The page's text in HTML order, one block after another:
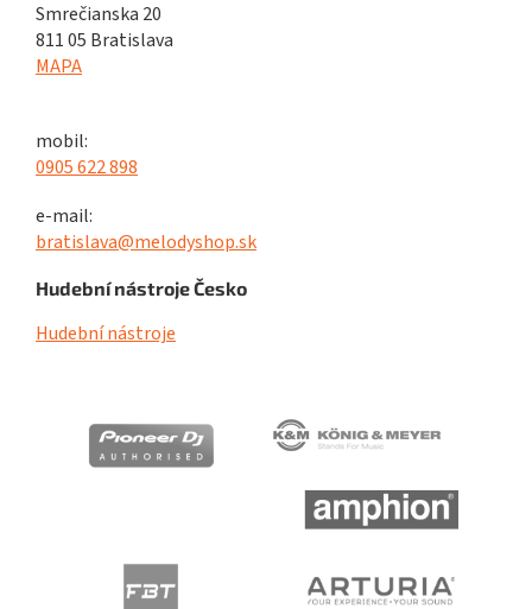
Smrečianska 20
811 05 Bratislava
MAPA
mobil:
0905 622 898
e-mail:
bratislava@melodyshop.sk
Hudební nástroje Česko
Hudební nástroje